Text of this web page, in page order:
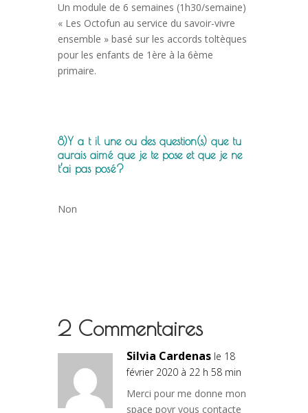
Un module de 6 semaines (1h30/semaine)
« Les Octofun au service du savoir-vivre
ensemble » basé sur les accords toltèques
pour les enfants de 1ère à la 6ème
primaire.
8)Y a t il une ou des question(s) que tu
aurais aimé que je te poseet que je ne
t’ai pas posé?
Non
2 Commentaires
Silvia Cardenas le 18
février 2020 à 22 h 58 min
Merci pour me donne mon
space poyr vous contacte